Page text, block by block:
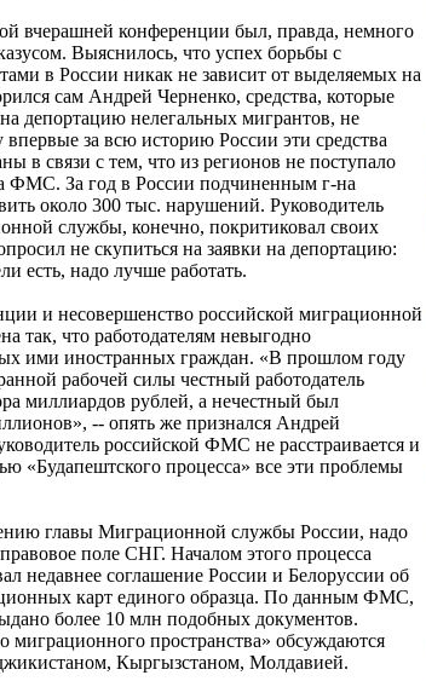
вчерашней конференции был, правда, немного
Выяснилось, что успех борьбы с
в России никак не зависит от выделяемых на
сам Андрей Черненко, средства, которые
депортацию нелегальных мигрантов, не
за всю историю России эти средства
в связи с тем, что из регионов не поступало
ФМС. За год в России подчиненным г-на
около 300 тыс. нарушений. Руководитель
службы, конечно, покритиковал своих
не скупиться на заявки на депортацию:
есть, надо лучше работать.
и несовершенство российской миграционной
так, что работодателям невыгодно
ими иностранных граждан. «В прошлом году
рабочей силы честный работодатель
миллиардов рублей, а нечестный был
-- опять же признался Андрей
российской ФМС не расстраивается и
«Будапештского процесса» все эти проблемы
главы Миграционной службы России, надо
поле СНГ. Началом этого процесса
недавнее соглашение России и Белоруссии об
карт единого образца. По данным ФМС,
более 10 млн подобных документов.
миграционного пространства» обсуждаются
Кыргызстаном, Молдавией.